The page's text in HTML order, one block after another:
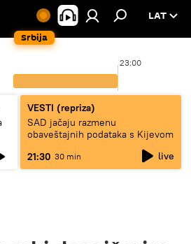
Srbija
LAT
23:00
VESTI (repriza)
SAD jačaju razmenu
obaveštajnih podataka s Kijevom
21:30 30 min live